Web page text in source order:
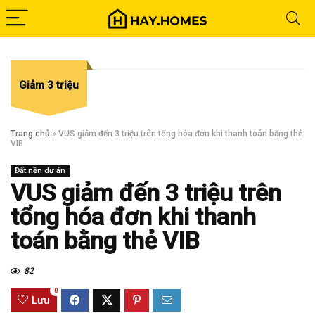
Giảm 3 triệu
Trang chủ » VUS giảm đến 3 triệu trên tổng hóa đơn khi thanh toán bằng thẻ
VIB
Đất nền dự án
VUS giảm đến 3 triệu trên
tổng hóa đơn khi thanh
toán bằng thẻ VIB
82
Lưu
0